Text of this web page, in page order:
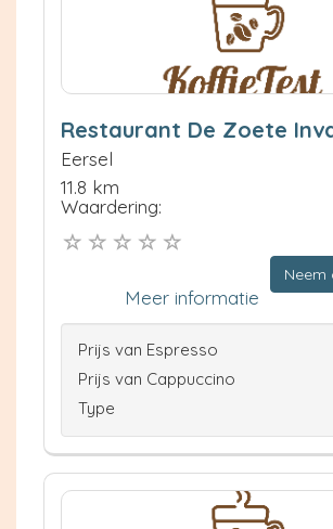
Restaurant De Zoete
Eersel
11.8 km
Waardering:
Meer informatie
Prijs van Espresso
Prijs van Cappuccino
Type